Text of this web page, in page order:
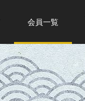
会員一覧